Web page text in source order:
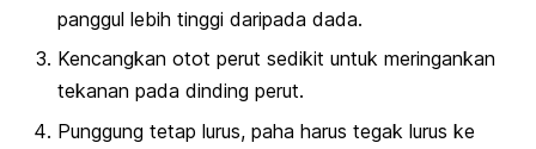
panggul lebih tinggi daripada dada.
Kencangkan otot perut sedikit untuk meringankan
tekanan pada dinding perut.
Punggung tetap lurus, paha harus tegak lurus ke